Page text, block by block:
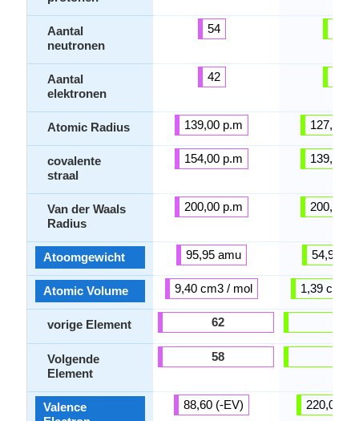
Aantal
neutronen
Aantal
elektronen
Atomic Radius
covalente
straal
Van der Waals
Radius
Atoomgewicht
Atomic Volume
vorige Element
Volgende
Element
Valence
54
42
139,00 p.m
154,00 p.m
200,00 p.m
95,95 amu
9,40 cm3 / mol
62
58
88,60 (-EV)
127,00
139,00
200,00
54,94
1,39 cm3 /
220,00 (-